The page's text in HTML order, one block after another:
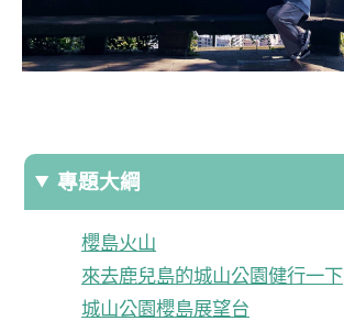
專題大綱
櫻島火山
來去鹿兒島的城山公園健行一下
城山公園櫻島展望台